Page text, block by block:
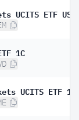
1C
UCITS ETF 1C